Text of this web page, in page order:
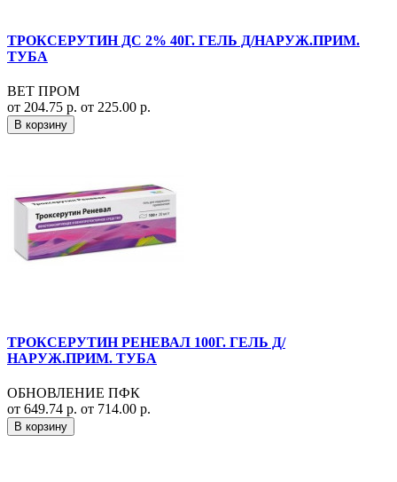
ТРОКСЕРУТИН ДС 2% 40Г. ГЕЛЬ Д/НАРУЖ.ПРИМ.
ТУБА
ВЕТ ПРОМ
от 204.75 р. от 225.00 р.
В корзину
ТРОКСЕРУТИН РЕНЕВАЛ 100Г. ГЕЛЬ Д/
НАРУЖ.ПРИМ. ТУБА
ОБНОВЛЕНИЕ ПФК
от 649.74 р. от 714.00 р.
В корзину